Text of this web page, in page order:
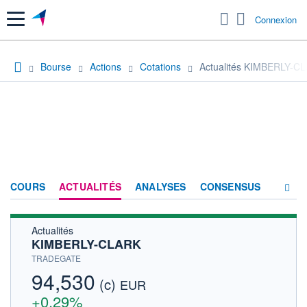
Menu Connexion
Bourse Actions Cotations Actualités KIMBERLY-
COURS ACTUALITÉS ANALYSES CONSENSUS
Actualités
KIMBERLY-CLARK
TRADEGATE
94,530 (c) EUR
+0,29%